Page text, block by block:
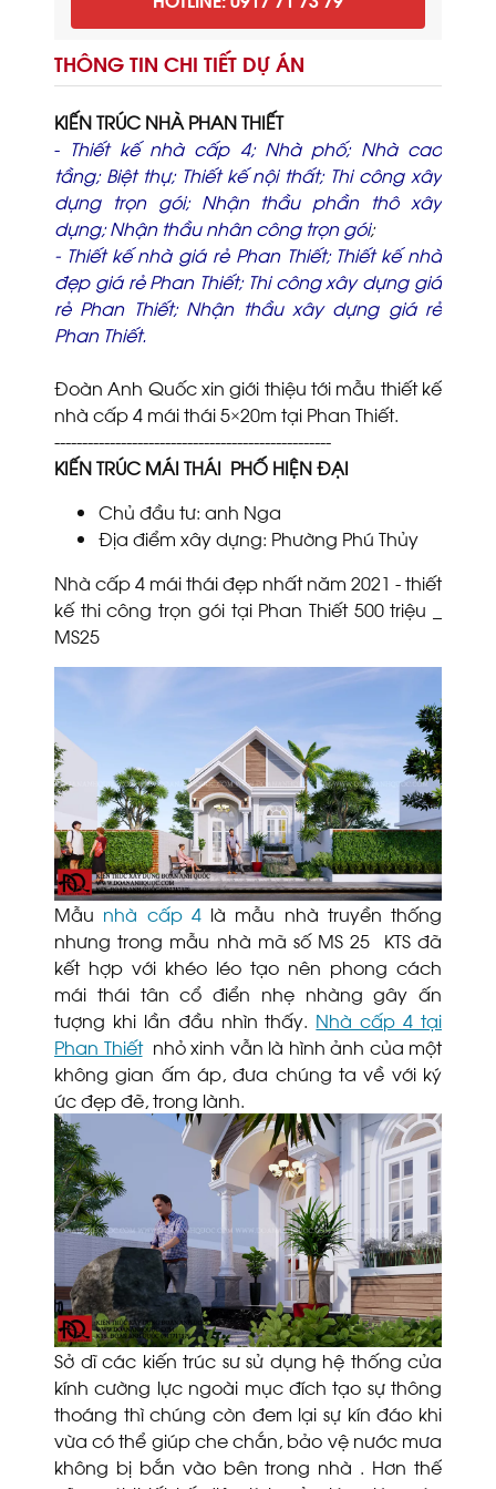
THÔNG TIN CHI TIẾT DỰ ÁN
KIẾN TRÚC NHÀ PHAN THIẾT
- Thiết kế nhà cấp 4; Nhà phố; Nhà cao
tầng; Biệt thự;Thiết kế nội thất;Thi công xây
dựng trọn gói;Nhận thầu phần thô xây
dựng;Nhận thầu nhân công trọn gói;
- Thiết kế nhà giá rẻ Phan Thiết; Thiết kế nhà
đẹp giá rẻ Phan Thiết; Thi công xây dựng giá
rẻ Phan Thiết; Nhận thầu xây dựng giá rẻ
Phan Thiết.
Đoàn Anh Quốc xin giới thiệu tới mẫu thiết kế
nhà cấp 4 mái thái 5×20m tại Phan Thiết.
--------------------------------------------------
KIẾN TRÚC MÁI THÁI PHỐ HIỆN ĐẠI
Chủ đầu tư: anh Nga
Địa điểm xây dựng: Phường Phú Thủy
Nhà cấp 4 mái thái đẹp nhất năm 2021 - thiết
kế thi công trọn gói tại Phan Thiết 500 triệu _
MS25
Mẫu nhà cấp 4 là mẫu nhà truyền thống
nhưng trong mẫu nhà mã số MS 25 KTS đã
kết hợp với khéo léo tạo nên phong cách
mái thái tân cổ điển nhẹ nhàng gây ấn
tượng khi lần đầu nhìn thấy. Nhà cấp 4 tại
Phan Thiết nhỏ xinh vẫn là hình ảnh của một
không gian ấm áp, đưa chúng ta về với ký
ức đẹp đẽ, trong lành.
Sở dĩ các kiến trúc sư sử dụng hệ thống cửa
kính cường lực ngoài mục đích tạo sự thông
thoáng thì chúng còn đem lại sự kín đáo khi
vừa có thể giúp che chắn, bảo vệ nước mưa
không bị bắn vào bên trong nhà . Hơn thế